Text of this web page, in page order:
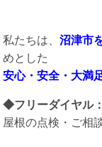
私たちは、沼津市
めとした
安心・安全・大満
◆フリーダイヤル
屋根の点検・ご相